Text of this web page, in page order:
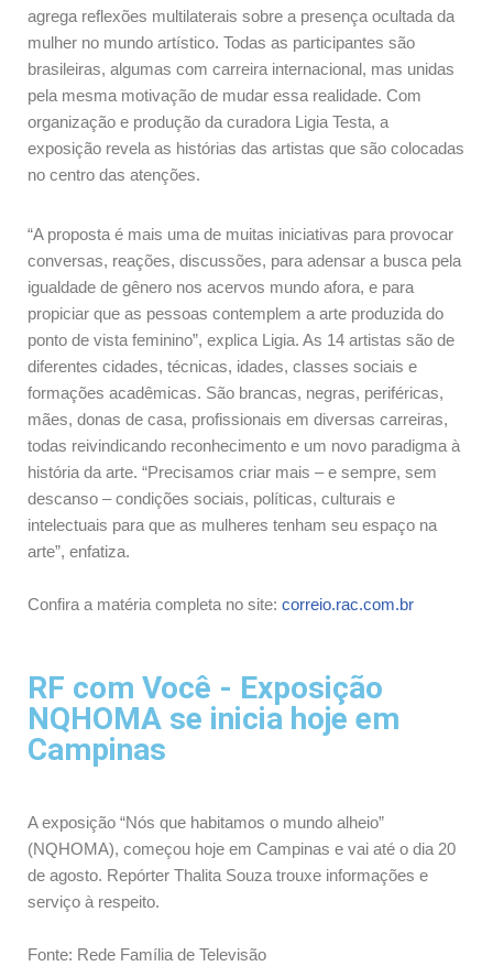
agrega reflexões multilaterais sobre a presença ocultada da
mulher no mundo artístico. Todas as participantes são
brasileiras, algumas com carreira internacional, mas unidas
pela mesma motivação de mudar essa realidade. Com
organização e produção da curadora Ligia Testa, a
exposição revela as histórias das artistas que são colocadas
no centro das atenções.
“A proposta é mais uma de muitas iniciativas para provocar
conversas, reações, discussões, para adensar a busca pela
igualdade de gênero nos acervos mundo afora, e para
propiciar que as pessoas contemplem a arte produzida do
ponto de vista feminino”, explica Ligia. As 14 artistas são de
diferentes cidades, técnicas, idades, classes sociais e
formações acadêmicas. São brancas, negras, periféricas,
mães, donas de casa, profissionais em diversas carreiras,
todas reivindicando reconhecimento e um novo paradigma à
história da arte. “Precisamos criar mais – e sempre, sem
descanso – condições sociais, políticas, culturais e
intelectuais para que as mulheres tenham seu espaço na
arte”, enfatiza.
Confira a matéria completa no site: correio.rac.com.br
RF com Você - Exposição
NQHOMA se inicia hoje em
Campinas
A exposição “Nós que habitamos o mundo alheio”
(NQHOMA), começou hoje em Campinas e vai até o dia 20
de agosto. Repórter Thalita Souza trouxe informações e
serviço à respeito.
Fonte: Rede Família de Televisão